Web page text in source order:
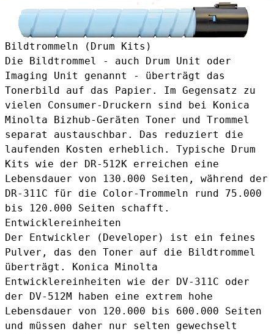
Bildtrommeln (Drum Kits)
Die Bildtrommel - auch Drum Unit oder
Imaging Unit genannt - überträgt das
Tonerbild auf das Papier. Im Gegensatz zu
vielen Consumer-Druckern sind bei Konica
Minolta Bizhub-Geräten Toner und Trommel
separat austauschbar. Das reduziert die
laufenden Kosten erheblich. Typische Drum
Kits wie der
DR-512K erreichen eine
Lebensdauer von 130.000 Seiten, während der
DR-311C für die Color-Trommeln rund 75.000
bis 120.000 Seiten schafft.
Entwicklereinheiten
Der Entwickler (Developer) ist ein feines
Pulver, das den Toner auf die Bildtrommel
überträgt. Konica Minolta
Entwicklereinheiten wie der
DV-311C oder
der
DV-512M
haben eine extrem hohe
Lebensdauer von 120.000 bis 600.000 Seiten
und müssen daher nur selten gewechselt